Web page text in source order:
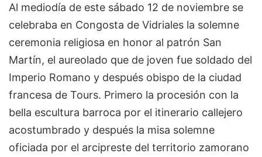
Al mediodía de este sábado 12 de noviembre se
celebraba en Congosta de Vidriales la solemne
ceremonia religiosa en honor al patrón San
Martín, el aureolado que de joven fue soldado del
Imperio Romano y después obispo de la ciudad
francesa de Tours. Primero la procesión con la
bella escultura barroca por el itinerario callejero
acostumbrado y después la misa solemne
oficiada por el arcipreste del territorio zamorano